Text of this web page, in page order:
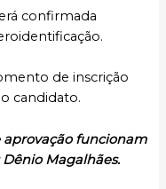
confirmada
de inscrição
candidato.
aprovação funcionam
Magalhães.